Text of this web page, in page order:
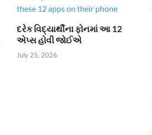
દરેક વિદ્યાર્થીના ફોનમાં આ 12
એપ્સ હોવી જોઈએ
July 25, 2026